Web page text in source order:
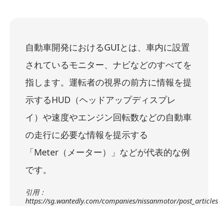
自動車開発におけるGUIとは、車内に設置
されているモニター、ナビなどのすべてを
指します。運転者の視界の前方に情報を提
示するHUD（ヘッドアップディスプレ
イ）や速度やエンジン回転数などの自動車
の走行に必要な情報を提示する
「Meter（メーター）」などが代表的な例
です。
引用：
https://sg.wantedly.com/companies/nissanmotor/